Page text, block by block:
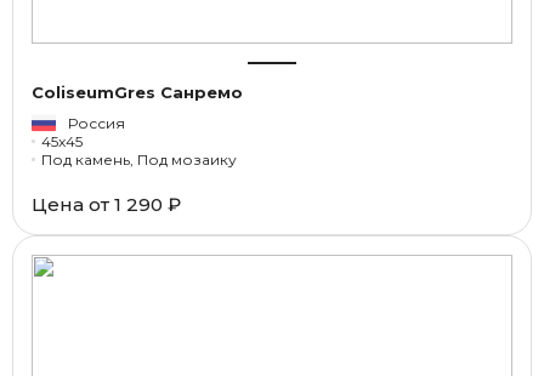
ColiseumGres Санремо
Россия
45x45
Под камень, Под мозаику
Цена от 1 290 ₽